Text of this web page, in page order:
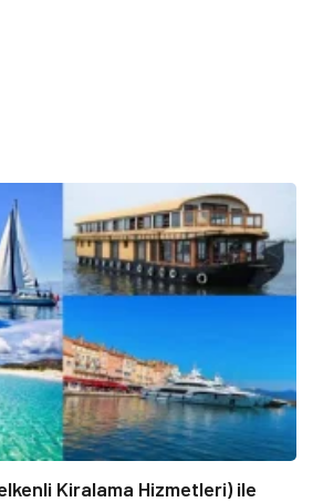
Kiralama Hizmetleri) ile